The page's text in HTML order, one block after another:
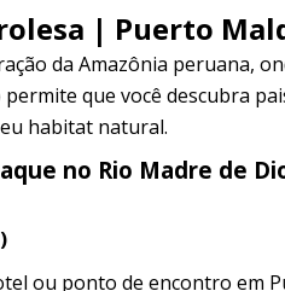
| Puerto
da Amazônia peruana,
que você descubra
habitat natural.
no Rio Madre de
ou ponto de encontro em